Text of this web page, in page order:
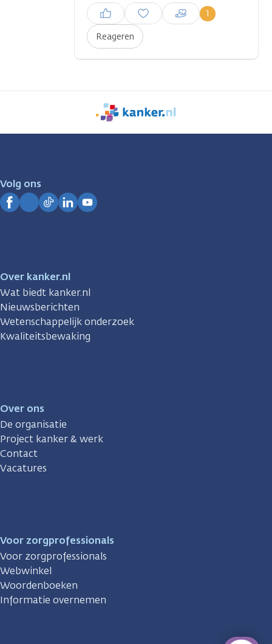
Reageren
1
Inloggen om een reactie te
plaatsen
We
zijn
Volg ons
Over kanker.nl
Wat biedt kanker.nl
Nieuwsberichten
Wetenschappelijk onderzoek
Kwaliteitsbewaking
Over ons
De organisatie
Project kanker & werk
Contact
Vacatures
Voor zorgprofessionals
Voor zorgprofessionals
Webwinkel
Woordenboeken
Informatie overnemen